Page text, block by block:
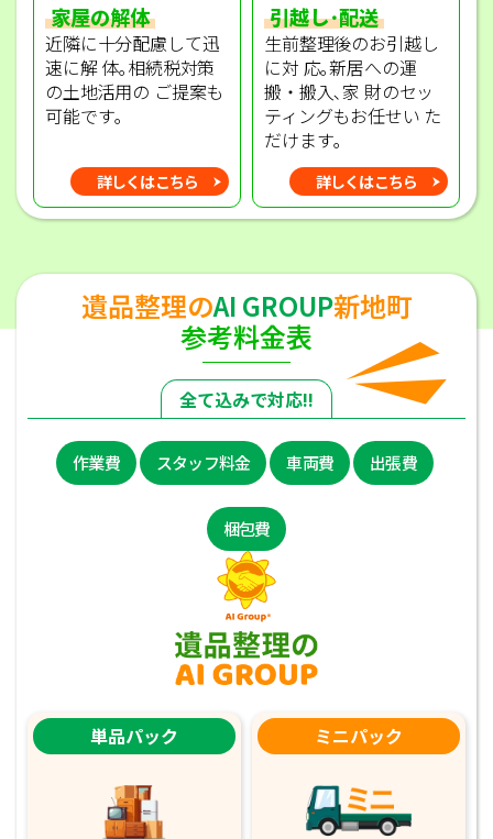
家屋の解体
近隣に十分配慮して迅
速に解 体｡相続税対策
の土地活用の ご提案も
可能です｡
詳しくはこちら
引越し･配送
生前整理後のお引越し
に対 応｡新居への運
搬・搬入､家 財のセッ
ティングもお任せい た
だけます｡
詳しくはこちら
遺品整理のAI GROUP新地町
参考料金表
全て込みで対応!!
作業費 スタッフ料金 車両費 出張費
梱包費
単品パック ミニパック